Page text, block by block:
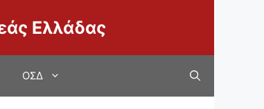
Ελλάδας
ΟΣΔ